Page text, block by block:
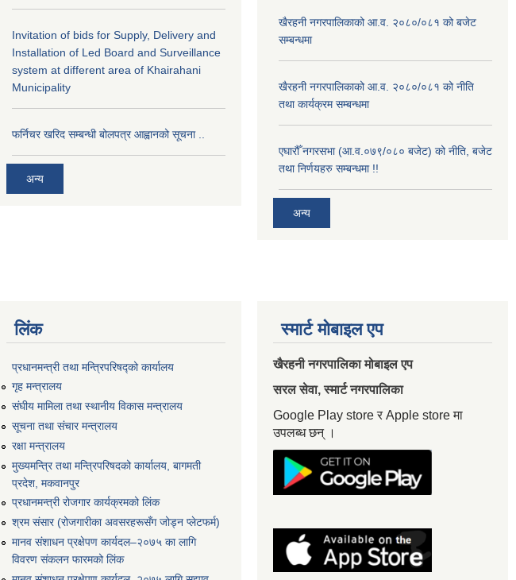
Invitation of bids for Supply, Delivery and
Installation of Led Board and Surveillance
system at different area of Khairahani
Municipality
फर्निचर खरिद सम्बन्धी बोलपत्र आह्वानको सूचना ..
अन्य
खैरहनी नगरपालिकाको आ.व. २०८०/०८१ को बजेट
सम्बन्धमा
खैरहनी नगरपालिकाको आ.व. २०८०/०८१ को नीति
तथा कार्यक्रम सम्बन्धमा
एघारौँ नगरसभा (आ.व.०७९/०८० बजेट) को नीति, बजेट
तथा निर्णयहरु सम्बन्धमा !!
अन्य
लिंक
प्रधानमन्त्री तथा मन्त्रिपरिषद्को कार्यालय
गृह मन्त्रालय
संघीय मामिला तथा स्थानीय विकास मन्त्रालय
सूचना तथा संचार मन्त्रालय
रक्षा मन्त्रालय
मुख्यमन्त्रि तथा मन्त्रिपरिषदको कार्यालय, बागमती
प्रदेश, मकवानपुर
प्रधानमन्त्री रोजगार कार्यक्रमको लिंक
श्रम संसार (रोजगारीका अवसरहरूसँग जोड्न प्लेटफर्म)
मानव संशाधन प्रक्षेपण कार्यदल–२०७५ का लागि
विवरण संकलन फारमको लिंक
स्मार्ट मोबाइल एप
खैरहनी नगरपालिका मोबाइल एप
सरल सेवा, स्मार्ट नगरपालिका
Google Play store र Apple store मा
उपलब्ध छन् ।